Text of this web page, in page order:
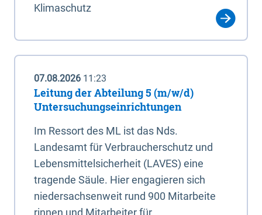
Klimaschutz
07.08.2026 11:23
Leitung der Abteilung 5 (m/w/d)
Untersuchungseinrichtungen
Im Ressort des ML ist das Nds.
Landesamt für Verbraucherschutz und
Lebensmittelsicherheit (LAVES) eine
tragende Säule. Hier engagieren sich
niedersachsenweit rund 900 Mitarbeite